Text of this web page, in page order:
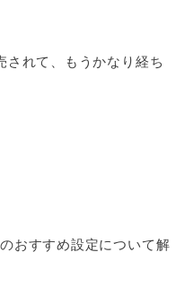
されて、もうかなり経ち
おすすめ設定について解